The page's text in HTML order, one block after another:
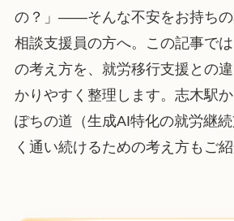
の？」——そんな不安をお持ちの
相談支援員の方へ。この記事で
の考え方を、就労移行支援との
かりやすく整理します。志木駅
ぽちの道（生成AI特化の就労継
く通い続けるための考え方もご紹